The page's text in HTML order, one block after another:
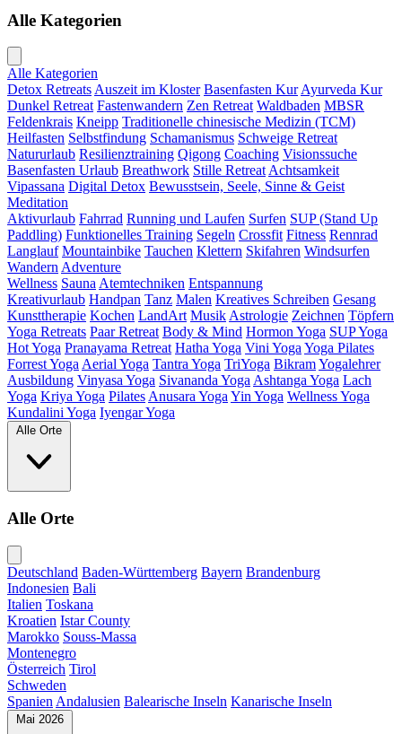
Alle Kategorien
Alle Kategorien
Detox Retreats Auszeit im Kloster Basenfasten Kur Ayurveda Kur
Dunkel Retreat Fastenwandern Zen Retreat Waldbaden MBSR
Feldenkrais Kneipp Traditionelle chinesische Medizin (TCM)
Heilfasten Selbstfindung Schamanismus Schweige Retreat
Natururlaub Resilienztraining Qigong Coaching Visionssuche
Basenfasten Urlaub Breathwork Stille Retreat Achtsamkeit
Vipassana Digital Detox Bewusstsein, Seele, Sinne & Geist
Meditation
Aktivurlaub Fahrrad Running und Laufen Surfen SUP (Stand Up
Paddling) Funktionelles Training Segeln Crossfit Fitness Rennrad
Langlauf Mountainbike Tauchen Klettern Skifahren Windsurfen
Wandern Adventure
Wellness Sauna Atemtechniken Entspannung
Kreativurlaub Handpan Tanz Malen Kreatives Schreiben Gesang
Kunsttherapie Kochen LandArt Musik Astrologie Zeichnen Töpfern
Yoga Retreats Paar Retreat Body & Mind Hormon Yoga SUP Yoga
Hot Yoga Pranayama Retreat Hatha Yoga Vini Yoga Yoga Pilates
Forrest Yoga Aerial Yoga Tantra Yoga TriYoga BikramYogalehrer
Ausbildung Vinyasa Yoga Sivananda Yoga Ashtanga Yoga Lach
Yoga Kriya Yoga Pilates Anusara Yoga Yin Yoga Wellness Yoga
Kundalini Yoga Iyengar Yoga
Alle Orte
Alle Orte
Deutschland Baden-Württemberg Bayern Brandenburg
Indonesien Bali
Italien Toskana
Kroatien Istar County
Marokko Souss-Massa
Montenegro
Österreich Tirol
Schweden
Spanien Andalusien Balearische Inseln Kanarische Inseln
Mai 2026